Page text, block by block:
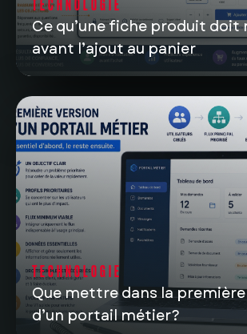
TECHNOLOGIE
Ce qu’une fiche produit
avant l’ajout au panier
TECHNOLOGIE
Que mettre dans la
d’un portail métier?